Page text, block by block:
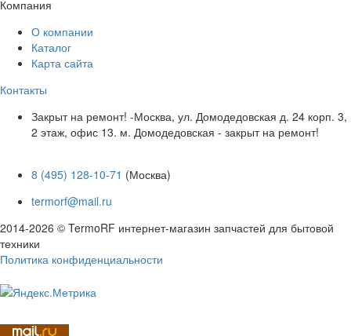
Компания
О компании
Каталог
Карта сайта
Контакты
Закрыт на ремонт! -Москва, ул. Домодедовская д. 24 корп. 3,
2 этаж, офис 13. м. Домодедовская - закрыт на ремонт!
8 (495) 128-10-71 (Москва)
termorf@mail.ru
2014-2026 © TermoRF интернет-магазин запчастей для бытовой
техники
Политика конфиденциальности